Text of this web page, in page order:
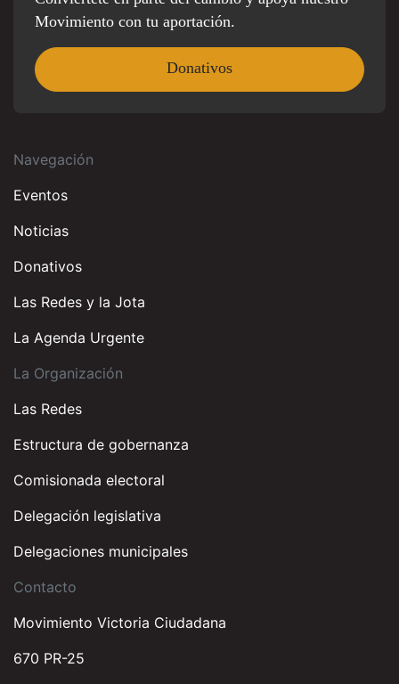
Movimiento con tu aportación.
Donativos
Navegación
Eventos
Noticias
Donativos
Las Redes y la Jota
La Agenda Urgente
La Organización
Las Redes
Estructura de gobernanza
Comisionada electoral
Delegación legislativa
Delegaciones municipales
Contacto
Movimiento Victoria Ciudadana
670 PR-25